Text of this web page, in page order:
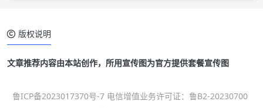
版权说明
文章推荐内容由本站创作，所用宣传图为官方提供套餐宣传图
鲁ICP备2023017370号-7 电信增值业务许可证：鲁B2-20230700